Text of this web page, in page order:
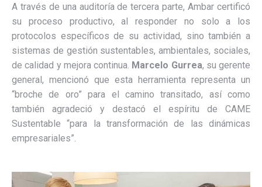
A través de una auditoría de tercera parte, Ambar certificó
su proceso productivo, al responder no solo a los
protocolos específicos de su actividad, sino también a
sistemas de gestión sustentables, ambientales, sociales,
de calidad y mejora continua. Marcelo Gurrea, su gerente
general, mencionó que esta herramienta representa un
“broche de oro” para el camino transitado, así como
también agradeció y destacó el espíritu de CAME
Sustentable “para la transformación de las dinámicas
empresariales”.